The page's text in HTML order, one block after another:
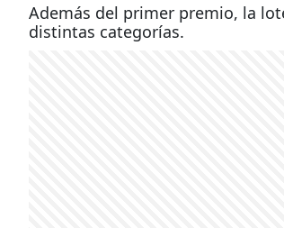
Además del primer premio, la
distintas categorías.